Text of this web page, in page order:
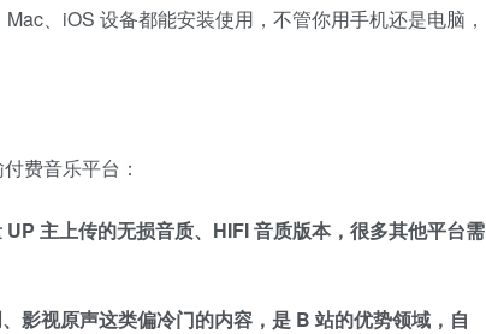
、iOS 设备都能安装使用，不管你用手机还是电脑，
费音乐平台：
主上传的无损音质、HIFI 音质版本，很多其他平台需
影视原声这类偏冷门的内容，是 B 站的优势领域，自